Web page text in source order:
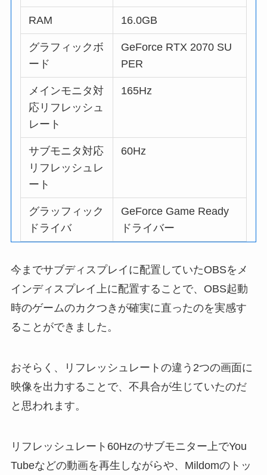
RAM 16.0GB
グラフィックボ
ード
GeForce RTX 2070 SU
PER
メインモニタ対
応リフレッシュ
レート
165Hz
サブモニタ対応
リフレッシュレ
ート
60Hz
グラッフィック
ドライバ
GeForce Game Ready
ドライバー
今までサブディスプレイに配置していたOBSをメ
インディスプレイ上に配置することで、OBS起動
時のゲームのカクつきが確実に直ったのを実感す
ることができました。
おそらく、リフレッシュレートの違う2つの画面に
映像を出力することで、不具合が生じていたのだ
と思われます。
リフレッシュレート60Hzのサブモニター上でYou
Tubeなどの動画を再生しながらや、Mildomのトッ